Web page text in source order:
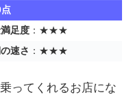
足度 ：★★★
速さ ：★★★
ってくれるお店にな